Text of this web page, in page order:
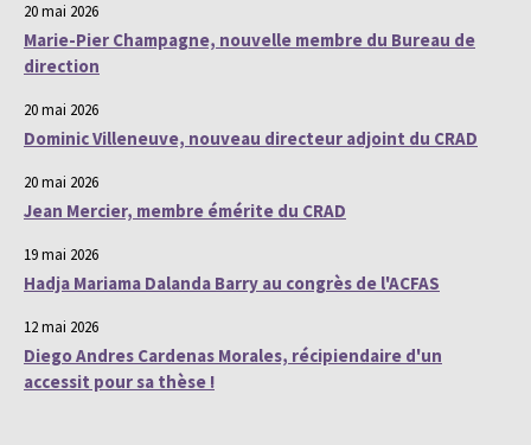
20 mai 2026
Marie-Pier Champagne, nouvelle membre du Bureau de
direction
20 mai 2026
Dominic Villeneuve, nouveau directeur adjoint du CRAD
20 mai 2026
Jean Mercier, membre émérite du CRAD
19 mai 2026
Hadja Mariama Dalanda Barry au congrès de l'ACFAS
12 mai 2026
Diego Andres Cardenas Morales, récipiendaire d'un
accessit pour sa thèse !